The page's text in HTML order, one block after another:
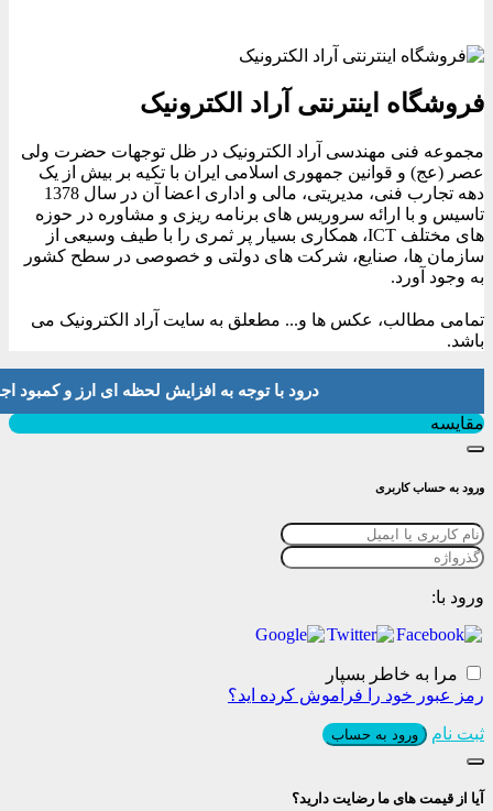
فروشگاه اینترنتی آراد الکترونیک
مجموعه فنی مهندسی آراد الکترونیک در ظل توجهات حضرت ولی
عصر (عج) و قوانین جمهوری اسلامی ایران با تکیه بر بیش از یک
دهه تجارب فنی، مدیریتی، مالی و اداری اعضا آن در سال 1378
تاسیس و با ارائه سروریس های برنامه ریزی و مشاوره در حوزه
های مختلف ICT، همکاری بسیار پر ثمری را با طیف وسیعی از
سازمان ها، صنایع، شرکت های دولتی و خصوصی در سطح کشور
به وجود آورد.
تمامی مطالب، عکس ها و... مطعلق به سایت آراد الکترونیک می
باشد.
درود با توجه به افزایش لحظه ای ارز و کمبود اجناس لطفا موجودی
مقایسه
ورود به حساب کاربری
ورود با:
مرا به خاطر بسپار
رمز عبور خود را فراموش کرده اید؟
ثبت نام ورود به حساب
آیا از قیمت های ما رضایت دارید؟